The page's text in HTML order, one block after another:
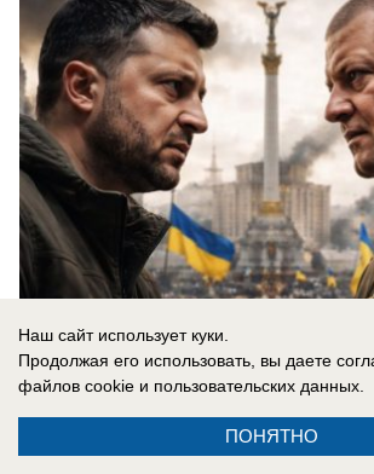
06.08.2026
Наш сайт использует куки.
Продолжая его использовать, вы даете
файлов cookie и пользовательских данных.
ПОНЯТНО